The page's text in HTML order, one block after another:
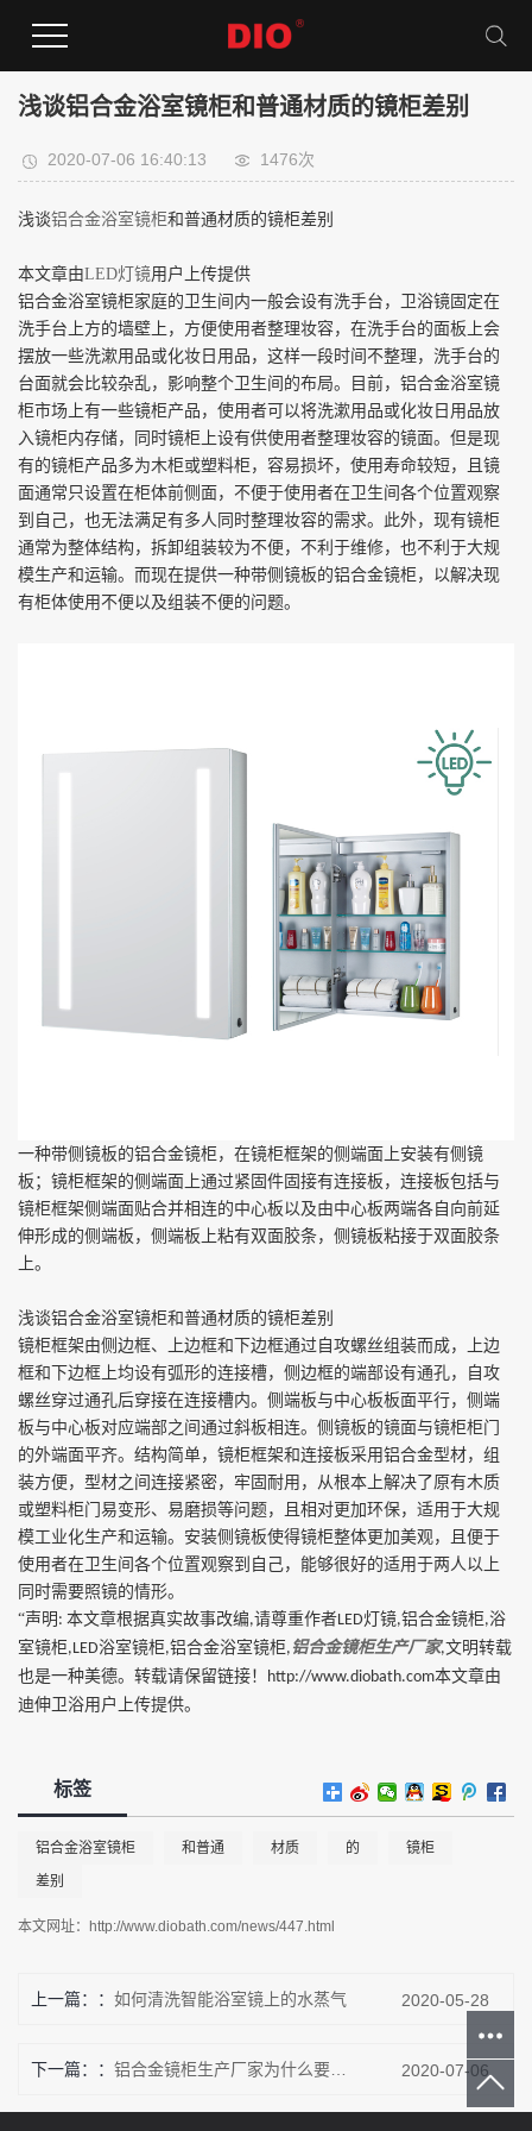
浅谈铝合金浴室镜柜和普通材质的镜柜差别
2020-07-06 16:40:13 1476次
浅谈铝合金浴室镜柜和普通材质的镜柜差别
本文章由LED灯镜用户上传提供
铝合金浴室镜柜家庭的卫生间内一般会设有洗手台，卫浴镜固定在
洗手台上方的墙壁上，方便使用者整理妆容，在洗手台的面板上会
摆放一些洗漱用品或化妆日用品，这样一段时间不整理，洗手台的
台面就会比较杂乱，影响整个卫生间的布局。目前，铝合金浴室镜
柜市场上有一些镜柜产品，使用者可以将洗漱用品或化妆日用品放
入镜柜内存储，同时镜柜上设有供使用者整理妆容的镜面。但是现
有的镜柜产品多为木柜或塑料柜，容易损坏，使用寿命较短，且镜
面通常只设置在柜体前侧面，不便于使用者在卫生间各个位置观察
到自己，也无法满足有多人同时整理妆容的需求。此外，现有镜柜
通常为整体结构，拆卸组装较为不便，不利于维修，也不利于大规
模生产和运输。而现在提供一种带侧镜板的铝合金镜柜，以解决现
有柜体使用不便以及组装不便的问题。
一种带侧镜板的铝合金镜柜，在镜柜框架的侧端面上安装有侧镜
板；镜柜框架的侧端面上通过紧固件固接有连接板，连接板包括与
镜柜框架侧端面贴合并相连的中心板以及由中心板两端各自向前延
伸形成的侧端板，侧端板上粘有双面胶条，侧镜板粘接于双面胶条
上。
浅谈铝合金浴室镜柜和普通材质的镜柜差别
镜柜框架由侧边框、上边框和下边框通过自攻螺丝组装而成，上边
框和下边框上均设有弧形的连接槽，侧边框的端部设有通孔，自攻
螺丝穿过通孔后穿接在连接槽内。侧端板与中心板板面平行，侧端
板与中心板对应端部之间通过斜板相连。侧镜板的镜面与镜柜柜门
的外端面平齐。结构简单，镜柜框架和连接板采用铝合金型材，组
装方便，型材之间连接紧密，牢固耐用，从根本上解决了原有木质
或塑料柜门易变形、易磨损等问题，且相对更加环保，适用于大规
模工业化生产和运输。安装侧镜板使得镜柜整体更加美观，且便于
使用者在卫生间各个位置观察到自己，能够很好的适用于两人以上
同时需要照镜的情形。
“声明 : 本文章根据真实故事改编,请尊重作者LED灯镜,铝合金镜柜,浴
室镜柜,LED浴室镜柜,铝合金浴室镜柜, 铝合金镜柜生产厂家,文明转载
也是一种美德。转载请保留链接！ http://www.diobath.com本文章由
迪伸卫浴用户上传提供。
标签
铝合金浴室镜柜 和普通 材质 的
镜柜
差别
本文网址： http://www.diobath.com/news/447.html
上一篇： 如何清洗智能浴室镜上的水蒸气 2020-05-28
下一篇： 铝合金镜柜生产厂家为什么要采用铝合金当镜柜 2020-07-06